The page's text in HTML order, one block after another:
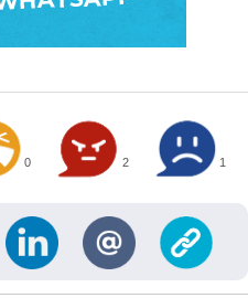
0 2 1